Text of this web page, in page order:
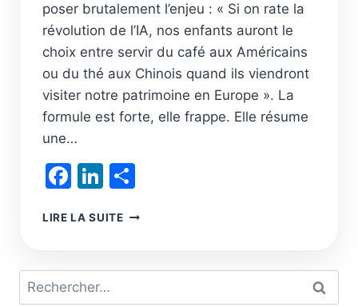
poser brutalement l’enjeu : « Si on rate la
révolution de l’IA, nos enfants auront le
choix entre servir du café aux Américains
ou du thé aux Chinois quand ils viendront
visiter notre patrimoine en Europe ». La
formule est forte, elle frappe. Elle résume
une…
Facebook
LinkedIn
LIRE LA SUITELA
Rechercher :